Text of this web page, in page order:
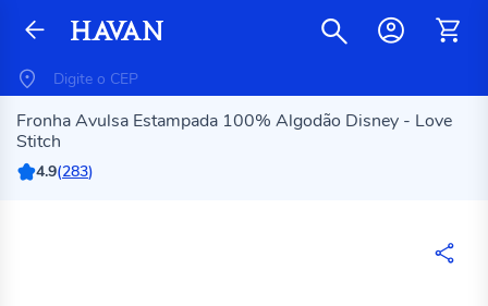
Fronha Avulsa Estampada 100% Algodão Disney - Love
Stitch
4.9(283)